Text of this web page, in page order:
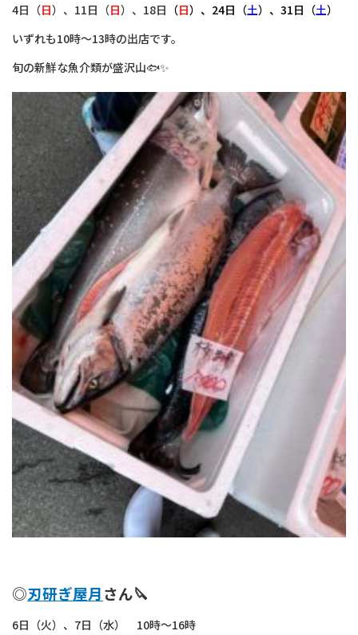
4日（日）、11日（日）、18日 （日）、24日（土）、31日（土）
いずれも10時～13時の出店です。
旬の新鮮な魚介類が盛沢山🐟✨
◎刃研ぎ屋月さん🔪
6日（火）、7日（水） 10時～16時